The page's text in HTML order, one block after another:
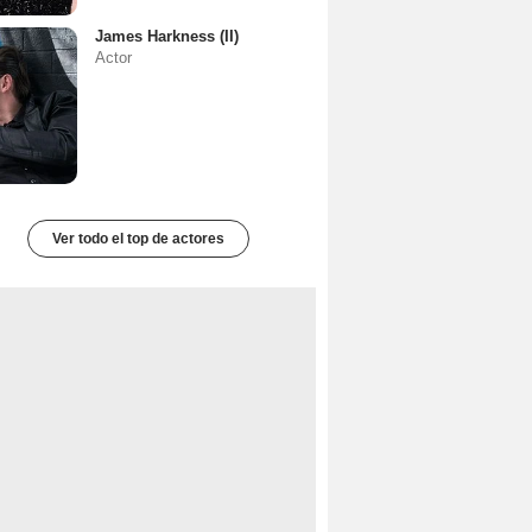
James Harkness (II)
Actor
Ver todo el top de actores